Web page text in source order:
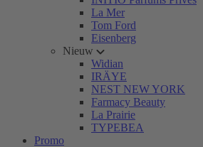
La Mer
Tom Ford
Eisenberg
Nieuw
Widian
IRÄYE
NEST NEW YORK
Farmacy Beauty
La Prairie
TYPEBEA
Promo